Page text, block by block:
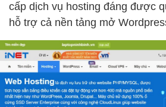
cấp dịch vụ hosting đáng được
hỗ trợ cả nền tảng mở